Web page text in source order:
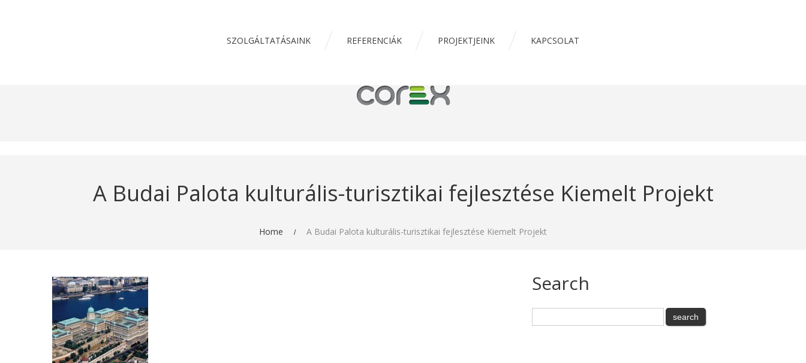
SZOLGÁLTATÁSAINK REFERENCIÁK PROJEKTJEINK KAPCSOLAT
A Budai Palota kulturális-turisztikai fejlesztése Kiemelt Projekt
Home A Budai Palota kulturális-turisztikai fejlesztése Kiemelt Projekt
Search